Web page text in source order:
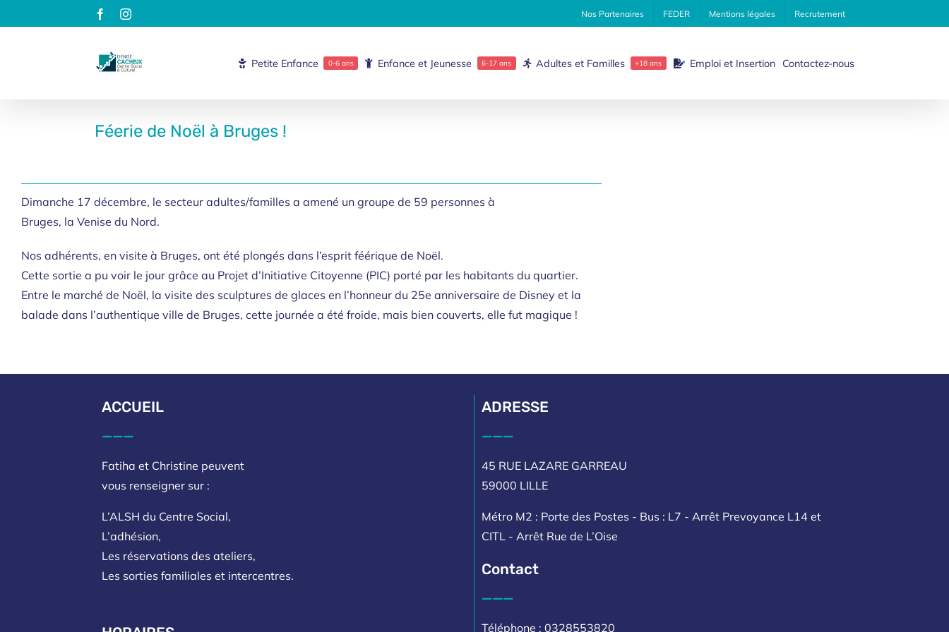
au
FacebookInstagram Nos Partenaires FEDER Mentions légales Recrutement
Petite Enfance 0-6 ans Enfance et Jeunesse 6-17 ans Adultes et Familles +18 ans Emploi et Insertion Contactez-nous
Féerie de Noël à Bruges !
Dimanche 17 décembre, le secteur adultes/familles a amené un groupe de 59 personnes à
Bruges, la Venise du Nord.
Nos adhérents, en visite à Bruges, ont été plongés dans l’esprit féérique de Noël.
Cette sortie a pu voir le jour grâce au Projet d’Initiative Citoyenne (PIC) porté par les habitants du quartier.
Entre le marché de Noël, la visite des sculptures de glaces en l’honneur du 25e anniversaire de Disney et la
balade dans l’authentique ville de Bruges, cette journée a été froide, mais bien couverts, elle fut magique !
ACCUEIL
___
Fatiha et Christine peuvent
vous renseigner sur :
L’ALSH du Centre Social,
L’adhésion,
Les réservations des ateliers,
Les sorties familiales et intercentres.
ADRESSE
___
45 RUE LAZARE GARREAU
59000 LILLE
Métro M2 : Porte des Postes - Bus : L7 - Arrêt Prevoyance L14 et
CITL - Arrêt Rue de L’Oise
Contact
___
Téléphone : 0328553820